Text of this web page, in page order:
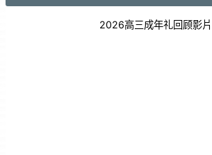
2026高三成年礼回顾影片